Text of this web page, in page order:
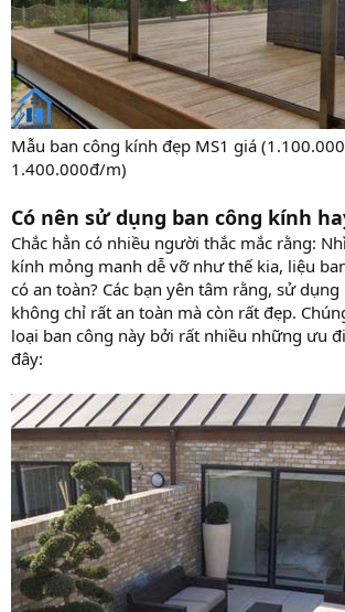
Mẫu ban công kính đẹp MS1 giá
1.400.000đ/m)
Có nên sử dụng ban công kính
Chắc hẳn có nhiều người thắc mắc rằng:
kính mỏng manh dễ vỡ như thế kia, liệu
có an toàn? Các bạn yên tâm rằng, sử
không chỉ rất an toàn mà còn rất đẹp.
loại ban công này bởi rất nhiều những ưu
đây: